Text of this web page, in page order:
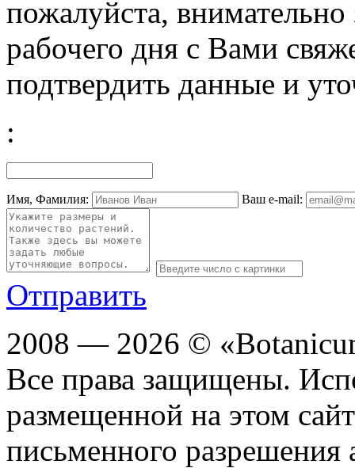
пожалуйста,
рабочего дня с Вами
подтвердить данные и
:
Имя, Фамилия: Ваш e-mail:
Отправить
2008 — 2026 ©
Все права защищены.
размещенной на этом
письменного разрешения